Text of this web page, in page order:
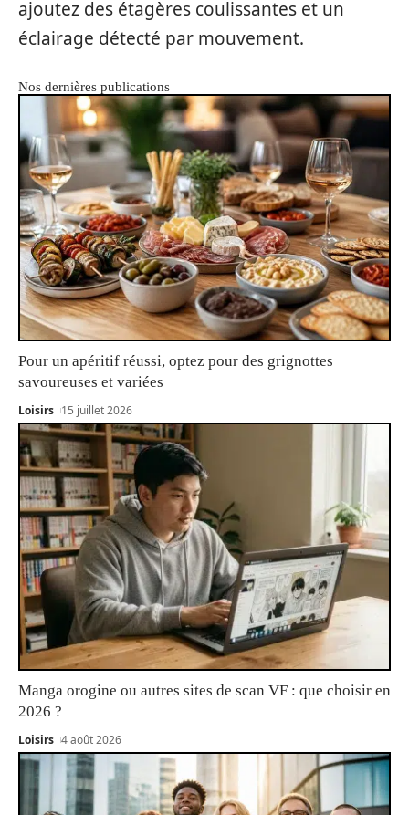
ajoutez des étagères coulissantes et un
éclairage détecté par mouvement.
Nos dernières publications
Pour un apéritif réussi, optez pour des grignottes
savoureuses et variées
Loisirs 15 juillet 2026
Manga orogine ou autres sites de scan VF : que choisir en
2026 ?
Loisirs 4 août 2026